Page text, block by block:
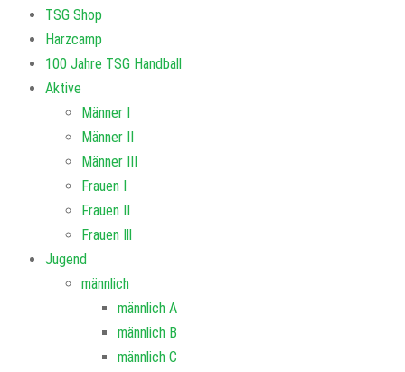
TSG Shop
Harzcamp
100 Jahre TSG Handball
Aktive
Männer I
Männer II
Männer III
Frauen I
Frauen II
Frauen Ill
Jugend
männlich
männlich A
männlich B
männlich C